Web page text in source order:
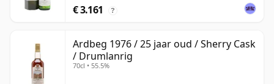
€ 3.161 ?
Ardbeg 1976 / 25 jaar oud / Sherry Cask
/ Drumlanrig
70cl • 55.5%